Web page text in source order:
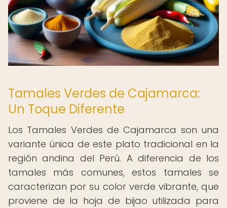
Tamales Verdes de Cajamarca:
Un Toque Diferente
Los Tamales Verdes de Cajamarca son una
variante única de este plato tradicional en la
región andina del Perú. A diferencia de los
tamales más comunes, estos tamales se
caracterizan por su color verde vibrante, que
proviene de la hoja de bijao utilizada para